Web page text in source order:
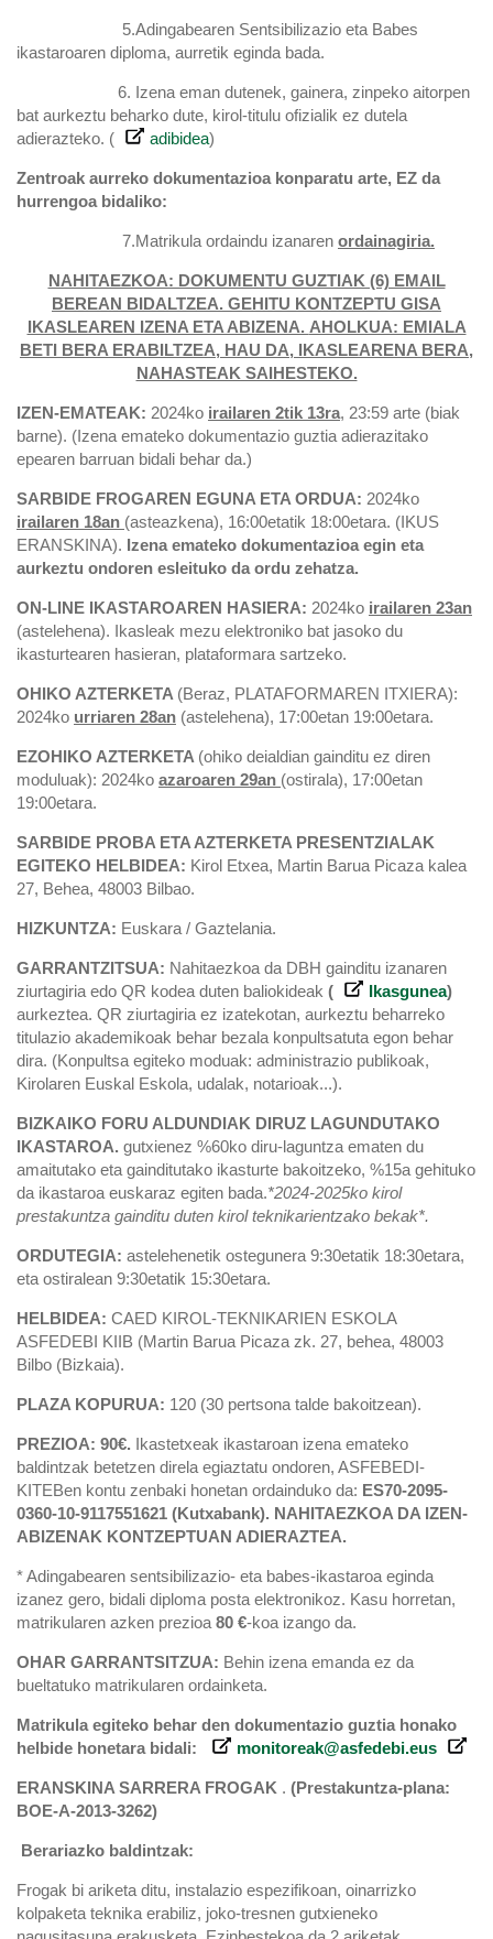
5.Adingabearen Sentsibilizazio eta Babes
ikastaroaren diploma, aurretik eginda bada.
6. Izena eman dutenek, gainera, zinpeko aitorpen
bat aurkeztu beharko dute, kirol-titulu ofizialik ez dutela
adierazteko. (
adibidea)
Zentroak aurreko dokumentazioa konparatu arte, EZ da
hurrengoa bidaliko:
7.Matrikula ordaindu izanaren ordainagiria.
NAHITAEZKOA: DOKUMENTU GUZTIAK (6) EMAIL
BEREAN BIDALTZEA. GEHITU KONTZEPTU GISA
IKASLEAREN IZENA ETA ABIZENA. AHOLKUA: EMIALA
BETI BERA ERABILTZEA, HAU DA, IKASLEARENA BERA,
NAHASTEAK SAIHESTEKO.
IZEN-EMATEAK: 2024ko irailaren 2tik 13ra, 23:59 arte (biak
barne). (Izena emateko dokumentazio guztia adierazitako
epearen barruan bidali behar da.)
SARBIDE FROGAREN EGUNA ETA ORDUA: 2024ko
irailaren 18an (asteazkena), 16:00etatik 18:00etara. (IKUS
ERANSKINA). Izena emateko dokumentazioa egin eta
aurkeztu ondoren esleituko da ordu zehatza.
ON-LINE IKASTAROAREN HASIERA: 2024ko irailaren 23an
(astelehena). Ikasleak mezu elektroniko bat jasoko du
ikasturtearen hasieran, plataformara sartzeko.
OHIKO AZTERKETA (Beraz, PLATAFORMAREN ITXIERA):
2024ko urriaren 28an (astelehena), 17:00etan 19:00etara.
EZOHIKO AZTERKETA (ohiko deialdian gainditu ez diren
moduluak): 2024ko azaroaren 29an (ostirala), 17:00etan
19:00etara.
SARBIDE PROBA ETA AZTERKETA PRESENTZIALAK
EGITEKO HELBIDEA: Kirol Etxea, Martin Barua Picaza kalea
27, Behea, 48003 Bilbao.
HIZKUNTZA: Euskara / Gaztelania.
GARRANTZITSUA: Nahitaezkoa da DBH gainditu izanaren
ziurtagiria edo QR kodea duten baliokideak ( Ikasgunea)
aurkeztea. QR ziurtagiria ez izatekotan, aurkeztu beharreko
titulazio akademikoak behar bezala konpultsatuta egon behar
dira. (Konpultsa egiteko moduak: administrazio publikoak,
Kirolaren Euskal Eskola, udalak, notarioak...).
BIZKAIKO FORU ALDUNDIAK DIRUZ LAGUNDUTAKO
IKASTAROA. gutxienez %60ko diru-laguntza ematen du
amaitutako eta gainditutako ikasturte bakoitzeko, %15a gehituko
da ikastaroa euskaraz egiten bada.*2024-2025ko kirol
prestakuntza gainditu duten kirol teknikarientzako bekak*.
ORDUTEGIA: astelehenetik ostegunera 9:30etatik 18:30etara,
eta ostiralean 9:30etatik 15:30etara.
HELBIDEA: CAED KIROL-TEKNIKARIEN ESKOLA
ASFEDEBI KIIB (Martin Barua Picaza zk. 27, behea, 48003
Bilbo (Bizkaia).
PLAZA KOPURUA: 120 (30 pertsona talde bakoitzean).
PREZIOA: 90€. Ikastetxeak ikastaroan izena emateko
baldintzak betetzen direla egiaztatu ondoren, ASFEBEDI-
KITEBen kontu zenbaki honetan ordainduko da: ES70-2095-
0360-10-9117551621 (Kutxabank). NAHITAEZKOA DA IZEN-
ABIZENAK KONTZEPTUAN ADIERAZTEA.
* Adingabearen sentsibilizazio- eta babes-ikastaroa eginda
izanez gero, bidali diploma posta elektronikoz. Kasu horretan,
matrikularen azken prezioa 80 €-koa izango da.
OHAR GARRANTSITZUA: Behin izena emanda ez da
bueltatuko matrikularen ordainketa.
Matrikula egiteko behar den dokumentazio guztia honako
helbide honetara bidali:
monitoreak@asfedebi.eus
ERANSKINA SARRERA FROGAK . (Prestakuntza-plana:
BOE-A-2013-3262)
Berariazko baldintzak:
Frogak bi ariketa ditu, instalazio espezifikoan, oinarrizko
kolpaketa teknika erabiliz, joko-tresnen gutxieneko